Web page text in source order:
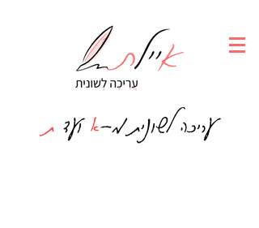
עריכה לשונית מ-אועד ת